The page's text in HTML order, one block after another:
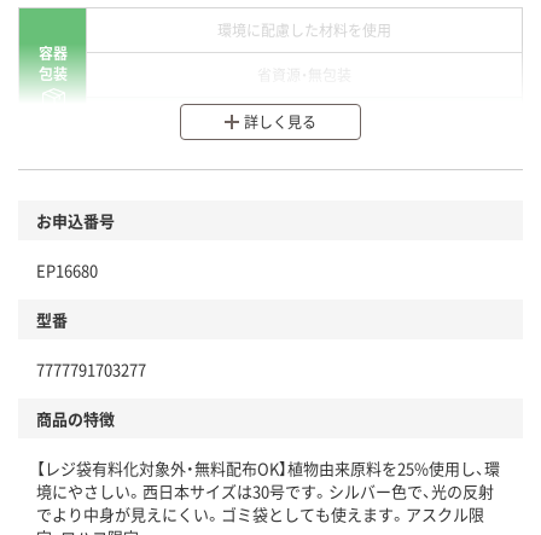
容器
包装
環境に配慮した材料を使用
分別・リサイクルしやすい設計
商品
本体
仕組
この商品の環境配慮ポイントです。下記商品詳細「
アスクル商品環境スコア詳細／加点項目
」で確認できます。
詳しく見る
お申込番号
EP16680
型番
7777791703277
商品の特徴
【レジ袋有料化対象外・無料配布OK】植物由来原料を25%使用し、環
境にやさしい。西日本サイズは30号です。シルバー色で、光の反射
でより中身が見えにくい。ゴミ袋としても使えます。アスクル限